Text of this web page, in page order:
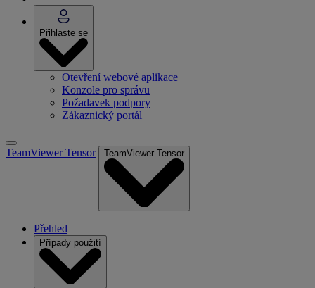
Přihlaste se
Otevření webové aplikace
Konzole pro správu
Požadavek podpory
Zákaznický portál
TeamViewer Tensor TeamViewer Tensor
Přehled
Případy použití